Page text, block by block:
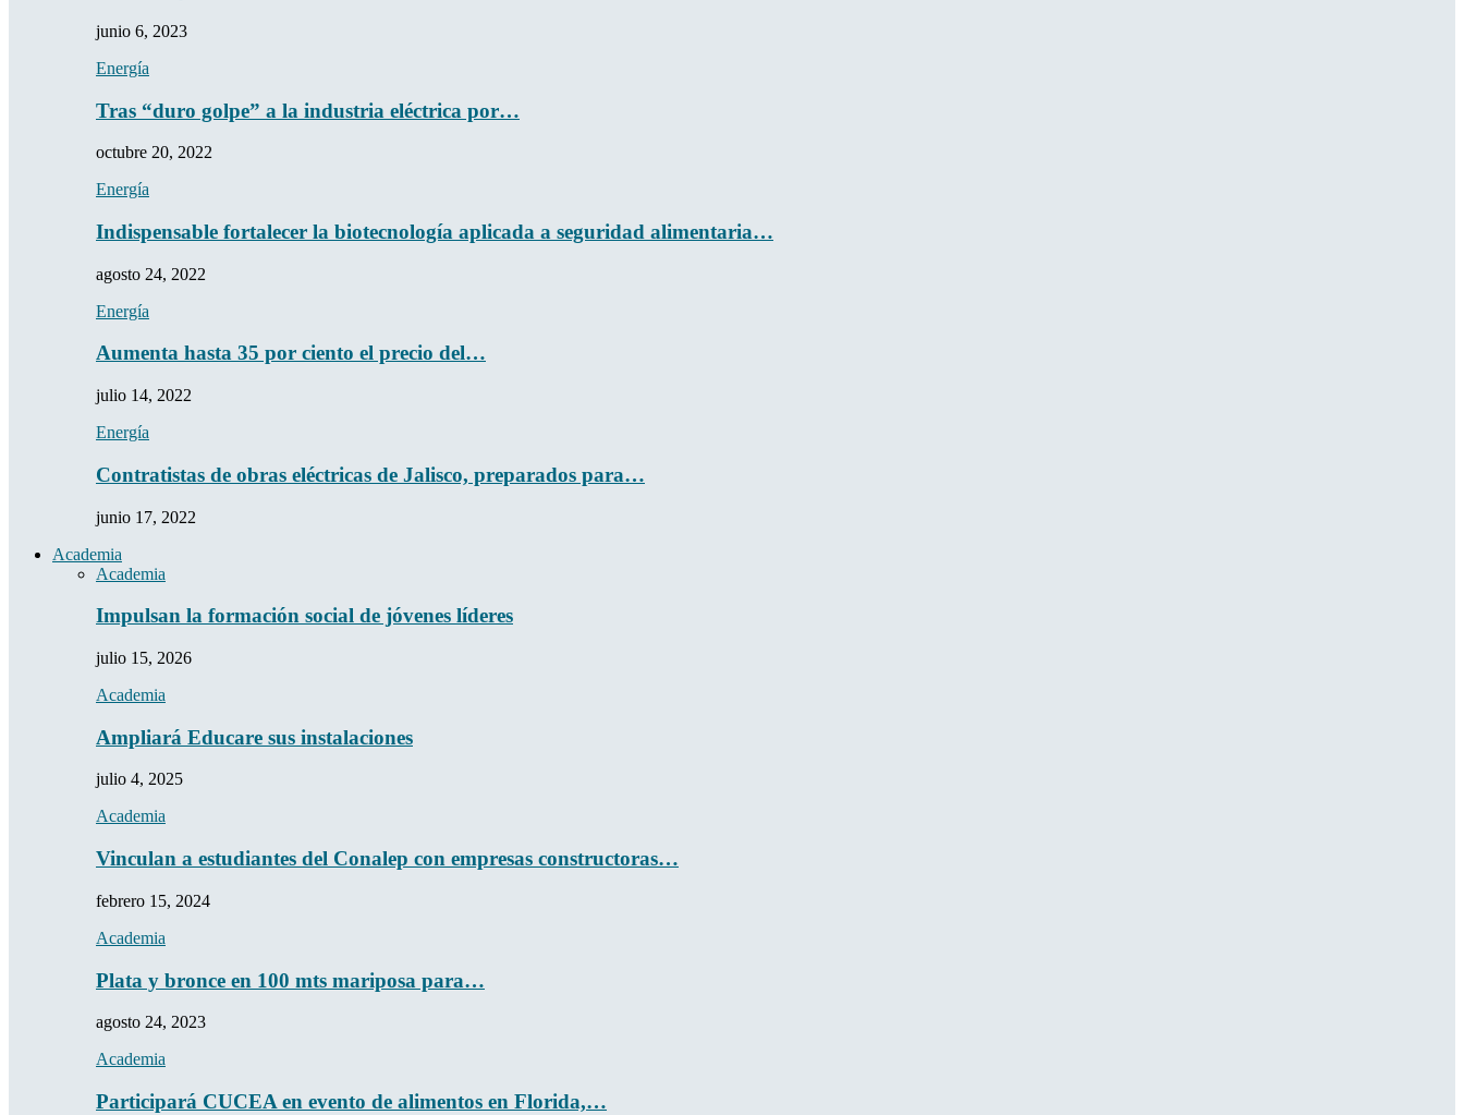
junio 6, 2023
Energía
Tras “duro golpe” a la industria eléctrica por…
octubre 20, 2022
Energía
Indispensable fortalecer la biotecnología aplicada a seguridad alimentaria…
agosto 24, 2022
Energía
Aumenta hasta 35 por ciento el precio del…
julio 14, 2022
Energía
Contratistas de obras eléctricas de Jalisco, preparados para…
junio 17, 2022
Academia
Academia
Impulsan la formación social de jóvenes líderes
julio 15, 2026
Academia
Ampliará Educare sus instalaciones
julio 4, 2025
Academia
Vinculan a estudiantes del Conalep con empresas constructoras…
febrero 15, 2024
Academia
Plata y bronce en 100 mts mariposa para…
agosto 24, 2023
Academia
Participará CUCEA en evento de alimentos en Florida,…